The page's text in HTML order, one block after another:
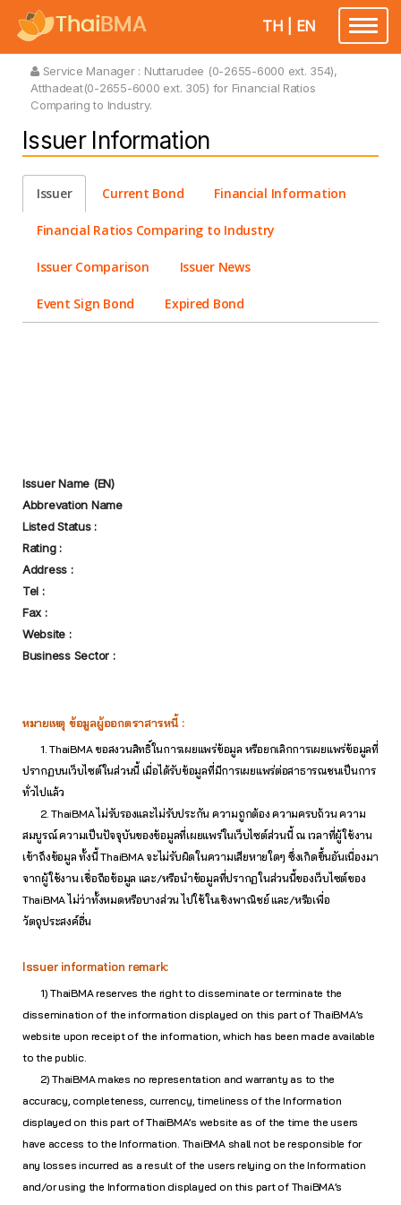
Toggle
TH EN
Service Manager : Nuttarudee (0-2655-6000 ext. 354),
Atthadeat(0-2655-6000 ext. 305) for Financial Ratios
Comparing to Industry.
Issuer Information
Issuer Current Bond Financial Information
Financial Ratios Comparing to Industry
Issuer Comparison Issuer News
Event Sign Bond Expired Bond
Issuer Name (EN)
Abbrevation Name
Listed Status :
Rating :
Address :
Tel :
Fax :
Website :
Business Sector :
หมายเหตุ ข้อมูลผู้ออกตราสารหนี้ :
1. ThaiBMA ขอสงวนสิทธิ์ในการเผยแพร่ข้อมูล หรือยกเลิกการเผยแพร่ข้อมูลที่
ปรากฏบนเว็บไซต์ในส่วนนี้ เมื่อได้รับข้อมูลที่มีการเผยแพร่ต่อสาธารณชนเป็นการ
ทั่วไปแล้ว
2. ThaiBMA ไม่รับรองและไม่รับประกัน ความถูกต้อง ความครบถ้วน ความ
สมบูรณ์ ความเป็นปัจจุบันของข้อมูลที่เผยแพร่ในเว็บไซต์ส่วนนี้ ณ เวลาที่ผู้ใช้งาน
เข้าถึงข้อมูล ทั้งนี้ ThaiBMA จะไม่รับผิดในความเสียหายใดๆ ซึ่งเกิดขึ้นอันเนื่องมา
จากผู้ใช้งาน เชื่อถือข้อมูล และ/หรือนำข้อมูลที่ปรากฏในส่วนนี้ของเว็บไซต์ของ
ThaiBMA ไม่ว่าทั้งหมดหรือบางส่วน ไปใช้ในเชิงพาณิชย์ และ/หรือเพื่อ
วัตถุประสงค์อื่น
Issuer information remark:
1) ThaiBMA reserves the right to disseminate or terminate the
dissemination of the information displayed on this part of ThaiBMA’s
website upon receipt of the information, which has been made available
to the public.
2) ThaiBMA makes no representation and warranty as to the
accuracy, completeness, currency, timeliness of the Information
displayed on this part of ThaiBMA’s website as of the time the users
have access to the Information. ThaiBMA shall not be responsible for
any losses incurred as a result of the users relying on the Information
and/or using the Information displayed on this part of ThaiBMA’s